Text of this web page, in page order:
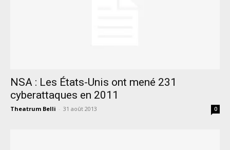
NSA : Les États-Unis ont mené 231
cyberattaques en 2011
Theatrum Belli - 31 août 2013 0